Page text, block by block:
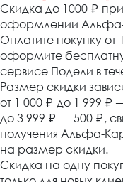
Cкидка до 1000 ₽ при
оформлении
Оплатите покупку от
оформите
сервисе Подели в
Размер скидки
от 1 000 ₽ до 1 999 ₽
до 3 999 ₽ — 500 ₽ ,
получения Альфа-
на размер скидки.
Скидка на одну